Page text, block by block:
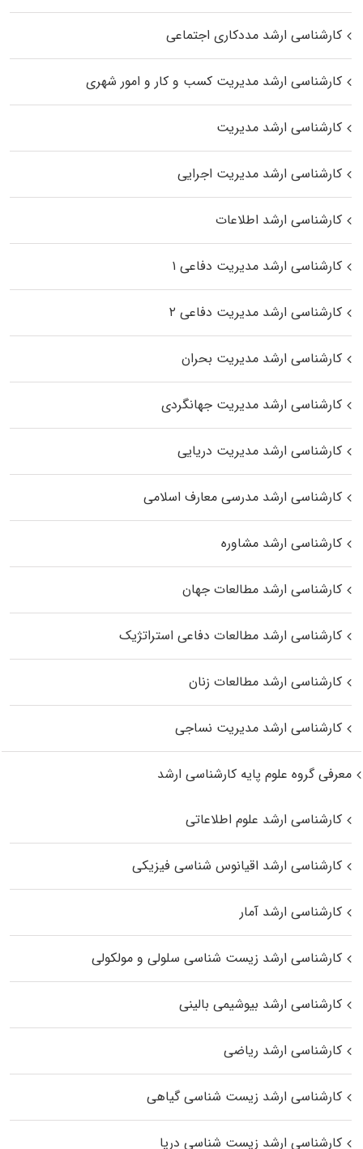
کارشناسی ارشد مددکاری اجتماعی
کارشناسی ارشد مدیریت کسب و کار و امور شهری
کارشناسی ارشد مدیریت
کارشناسی ارشد مدیریت اجرایی
کارشناسی ارشد اطلاعات
کارشناسی ارشد مدیریت دفاعی ۱
کارشناسی ارشد مدیریت دفاعی ۲
کارشناسی ارشد مدیریت بحران
کارشناسی ارشد مدیریت جهانگردی
کارشناسی ارشد مدیریت دریایی
کارشناسی ارشد مدرسی معارف اسلامی
کارشناسی ارشد مشاوره
کارشناسی ارشد مطالعات جهان
کارشناسی ارشد مطالعات دفاعی استراتژیک
کارشناسی ارشد مطالعات زنان
کارشناسی ارشد مدیریت نساجی
معرفی گروه علوم پایه کارشناسی ارشد
کارشناسی ارشد علوم اطلاعاتی
کارشناسی ارشد اقیانوس‌ شناسی فیزیکی
کارشناسی ارشد آمار
کارشناسی ارشد زیست شناسی سلولی و مولکولی
کارشناسی ارشد بیوشیمی بالینی
کارشناسی ارشد ریاضی
کارشناسی ارشد زیست‌ شناسی گیاهی
کارشناسی ارشد زیست‌ شناسی دریا